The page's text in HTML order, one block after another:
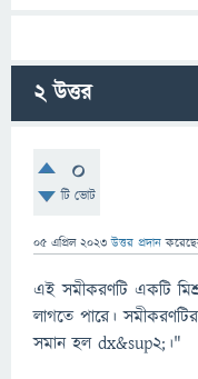
2উত্তর
0
টি ভোট
05 এপ্রিল 2023 উত্তর প্রদান
এই সমীকরণটি একটি
লাগতে পারে।
সমান হল dx&sup2;।"